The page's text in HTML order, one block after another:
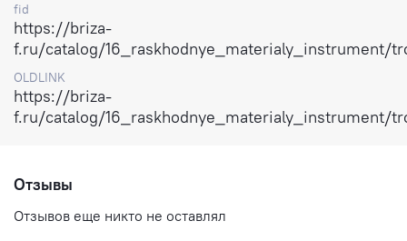
fid
https://briza-
f.ru/catalog/16_raskhodnye_materialy_instrument/
OLDLINK
https://briza-
f.ru/catalog/16_raskhodnye_materialy_instrument/
Отзывы
Отзывов еще никто не оставлял